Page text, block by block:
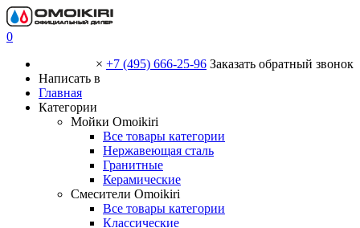
0
× +7 (495) 666-25-96 Заказать обратный звонок
Написать в
Главная
Категории
Мойки Omoikiri
Все товары категории
Нержавеющая сталь
Гранитные
Керамические
Смесители Omoikiri
Все товары категории
Классические